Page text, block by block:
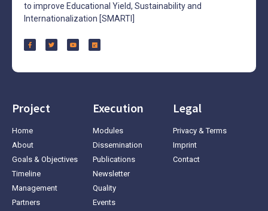
to improve Educational Yield, Sustainability and
Internationalization [SMARTI]
Project
Home
About
Goals & Objectives
Timeline
Management
Partners
Execution
Modules
Dissemination
Publications
Newsletter
Quality
Events
Legal
Privacy & Terms
Imprint
Contact